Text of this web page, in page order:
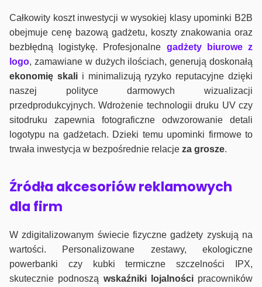
Całkowity koszt inwestycji w wysokiej klasy upominki B2B
obejmuje cenę bazową gadżetu, koszty znakowania oraz
bezbłędną logistykę. Profesjonalne gadżety biurowe z
logo, zamawiane w dużych ilościach, generują doskonałą
ekonomię skalii minimalizują ryzyko reputacyjne dzięki
naszej polityce darmowych wizualizacji
przedprodukcyjnych. Wdrożenie technologii druku UV czy
sitodruku zapewnia fotograficzne odwzorowanie detali
logotypu na gadżetach. Dzieki temu upominki firmowe to
trwała inwestycja w bezpośrednie relacje za grosze.
Źródła akcesoriów reklamowych
dla firm
W zdigitalizowanym świecie fizyczne gadżety zyskują na
wartości. Personalizowane zestawy, ekologiczne
powerbanki czy kubki termiczne szczelności IPX,
skutecznie podnoszą wskaźniki lojalnościpracowników